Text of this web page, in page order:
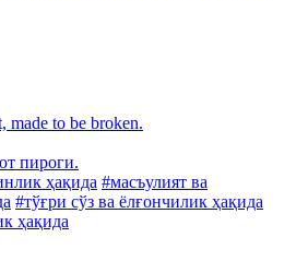
made to be broken.
пироги.
ҳақида #масъулият ва
#тўғри сўз ва ёлғончилик ҳақида
ҳақида